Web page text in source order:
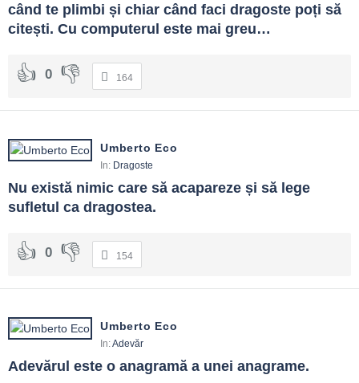
când te plimbi și chiar când faci dragoste poți să
citești. Cu computerul este mai greu…
0 164
Umberto Eco
In: Dragoste
Nu există nimic care să acapareze și să lege
sufletul ca dragostea.
0 154
Umberto Eco
In:Adevăr
Adevărul este o anagramă a unei anagrame.